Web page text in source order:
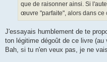
que de raisonner ainsi. Si
œuvre "parfaite", alors dans ce
J'essayais humblement de te
ton légitime dégoût de ce livre (au
Bah, si tu n'en veux pas, je ne